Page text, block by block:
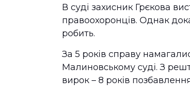
В суді захисник Грєкова
правоохоронців. Однак
робить.
За 5 років справу
Малиновському суді. З
вирок – 8 років